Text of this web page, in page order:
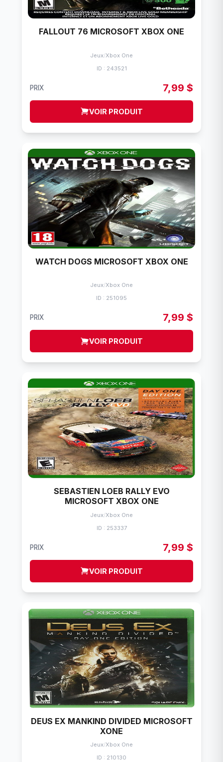
FALLOUT 76 MICROSOFT XBOX ONE
Jeux/Xbox One
ID : 243521
PRIX 7,99 $
VOIR PRODUIT
WATCH DOGS MICROSOFT XBOX ONE
Jeux/Xbox One
ID : 251095
PRIX 7,99 $
VOIR PRODUIT
SEBASTIEN LOEB RALLY EVO
MICROSOFT XBOX ONE
Jeux/Xbox One
ID : 253337
PRIX 7,99 $
VOIR PRODUIT
DEUS EX MANKIND DIVIDED MICROSOFT
XONE
Jeux/Xbox One
ID : 210130